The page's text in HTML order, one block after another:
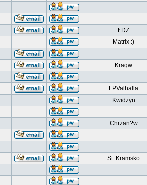
ŁDZ
Matrix :)
Kraqw
LPValhalla
Kwidzyn
Chrzan?w
St. Kramsko